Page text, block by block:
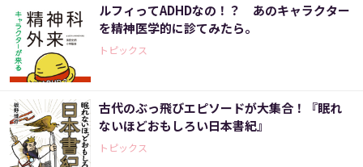
ルフィってADHDなの！？ あのキャラクター
を精神医学的に診てみたら。
トピックス
古代のぶっ飛びエピソードが大集合！『眠れ
ないほどおもしろい日本書紀』
トピックス